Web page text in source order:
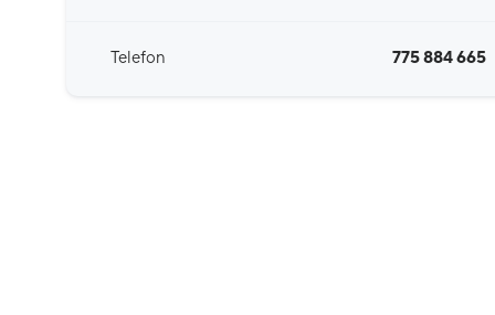
Telefon 775 884 665